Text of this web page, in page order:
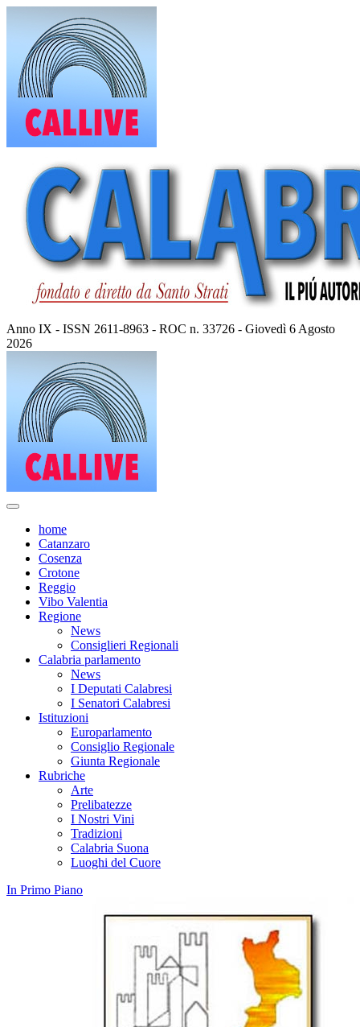
contenuto
Anno IX - ISSN 2611-8963 - ROC n. 33726 - Giovedì 6 Agosto
2026
home
Catanzaro
Cosenza
Crotone
Reggio
Vibo Valentia
Regione
News
Consiglieri Regionali
Calabria parlamento
News
I Deputati Calabresi
I Senatori Calabresi
Istituzioni
Europarlamento
Consiglio Regionale
Giunta Regionale
Rubriche
Arte
Prelibatezze
I Nostri Vini
Tradizioni
Calabria Suona
Luoghi del Cuore
In Primo Piano